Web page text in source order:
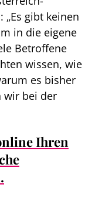
gibt keinen
in die eigene
Betroffene
wissen, wie
es bisher
wir bei der
Ihren